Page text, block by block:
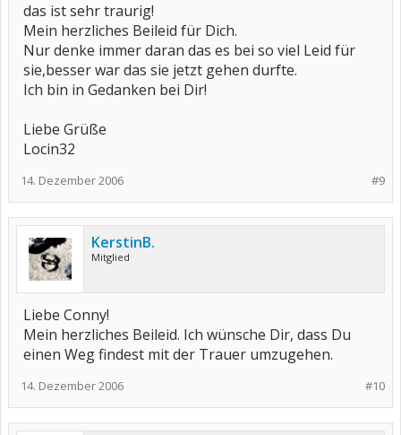
das ist sehr traurig!
Mein herzliches Beileid für Dich.
Nur denke immer daran das es bei so viel Leid für
sie,besser war das sie jetzt gehen durfte.
Ich bin in Gedanken bei Dir!
Liebe Grüße
Locin32
#9
14. Dezember 2006
KerstinB.
Mitglied
Liebe Conny!
Mein herzliches Beileid. Ich wünsche Dir, dass Du
einen Weg findest mit der Trauer umzugehen.
#10
14. Dezember 2006